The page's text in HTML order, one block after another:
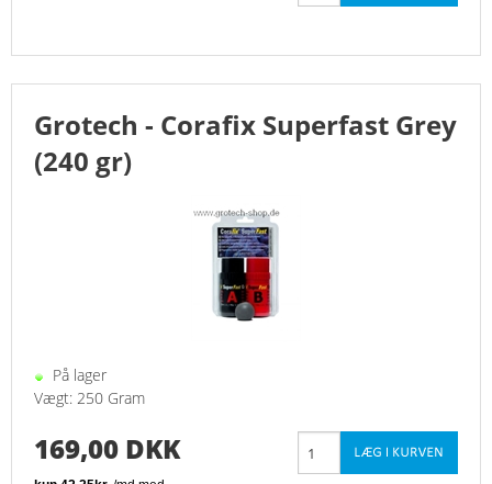
UV-C BELYSNING
FORSIDE
PROFIL
VILKÅR
Grotech - Corafix Superfast Grey
(240 gr)
På lager
Vægt: 250 Gram
169,00 DKK